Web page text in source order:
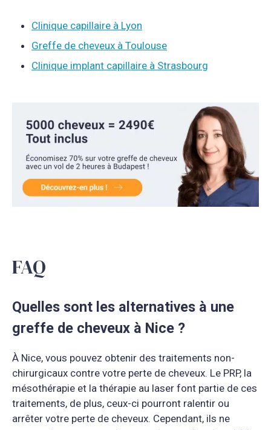
Clinique capillaire à Lyon
Greffe de cheveux à Toulouse
Clinique implant capillaire à Strasbourg
FAQ
Quelles sont les alternatives à une
greffe de cheveux à Nice ?
À Nice, vous pouvez obtenir des traitements non-
chirurgicaux contre votre perte de cheveux. Le PRP, la
mésothérapie et la thérapie au laser font partie de ces
traitements, de plus, ceux-ci pourront ralentir ou
arrêter votre perte de cheveux. Cependant, ils ne